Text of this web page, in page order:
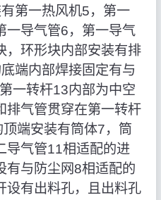
第一热风机5，第一
一导气管6，第一导气
，环形块内部安装有排
端内部焊接固定有与
一转杆13内部为中空
排气管贯穿在第一转杆
端安装有筒体7，筒
导气管11相适配的进
有与防尘网8相适配的
设有出料孔，且出料孔